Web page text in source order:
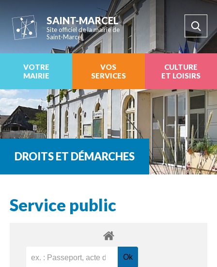
SAINT-MARCEL
Site officiel de la mairie de
Saint-Marcel
VOTRE
MAIRIE
VOS
SERVICES
CULTURE
ET LOISIRS
DROITS ET DÉMARCHES
Service public